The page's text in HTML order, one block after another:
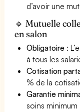
d’avoir une
🔹 Mutuelle
en salon
Obligatoire :
à tous les
Cotisation
% de la
Garantie
soins